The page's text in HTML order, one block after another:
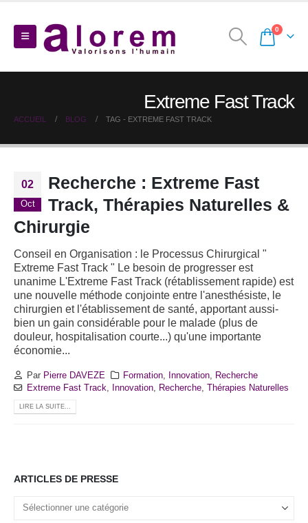
0
Extreme Fast Track
ACCUEIL BLOG TAG - EXTREME FAST TRACK
02
Oct
Recherche : Extreme Fast
Track, Thérapies Naturelles &
Chirurgie
Conseil en Organisation : le Processus Chirurgical "
Extreme Fast Track " Le besoin de progresser est
unanime L'Extreme Fast Track (rétablissement rapide) est
une nouvelle méthode conjointe entre l'anesthésiste, le
chirurgien et l'établissement de santé, apportant aussi-
bien un gain considérable pour le malade (plus de
douleur, hospitalisation courte...) qu'une importante
économie...
Par Pierre DAVEZE Formation, Innovation, Recherche
Extreme Fast Track, Innovation, Recherche, Thérapies Naturelles
LIRE LA SUITE...
ARTICLES DE PRESSE
Articles
de